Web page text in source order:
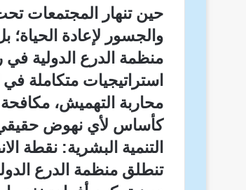
حين تنهار المجتمعات
والجسور لإعادة الحياة؛
منظمة الدرع الدولية في
استراتيجيات متكاملة
محاربة التهميش، مكافحة
كأساس لأي نهوض
التنمية البشرية: نقطة
تنطلق منظمة الدرع